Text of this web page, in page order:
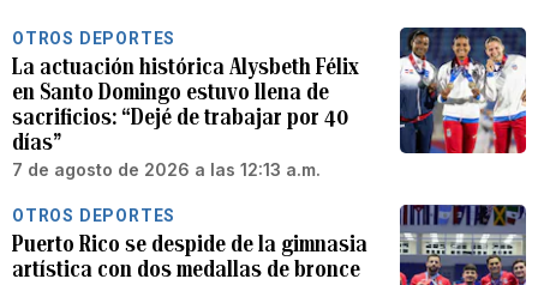
OTROS DEPORTES
La actuación histórica Alysbeth Félix
en Santo Domingo estuvo llena de
sacrificios: “Dejé de trabajar por 40
días”
7 de agosto de 2026 a las 12:13 a.m.
OTROS DEPORTES
Puerto Rico se despide de la gimnasia
artística con dos medallas de bronce